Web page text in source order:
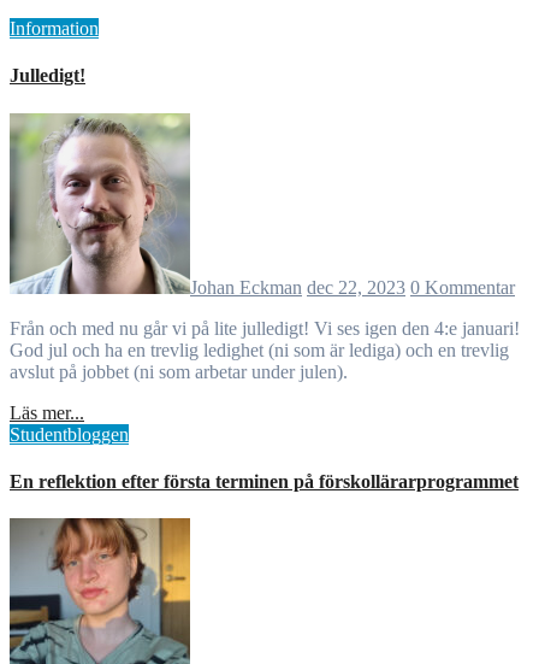
Information
Julledigt!
Johan Eckman dec 22, 2023 0 Kommentar
Från och med nu går vi på lite julledigt! Vi ses igen den 4:e januari!
God jul och ha en trevlig ledighet (ni som är lediga) och en trevlig
avslut på jobbet (ni som arbetar under julen).
Läs mer...
Studentbloggen
En reflektion efter första terminen på förskollärarprogrammet